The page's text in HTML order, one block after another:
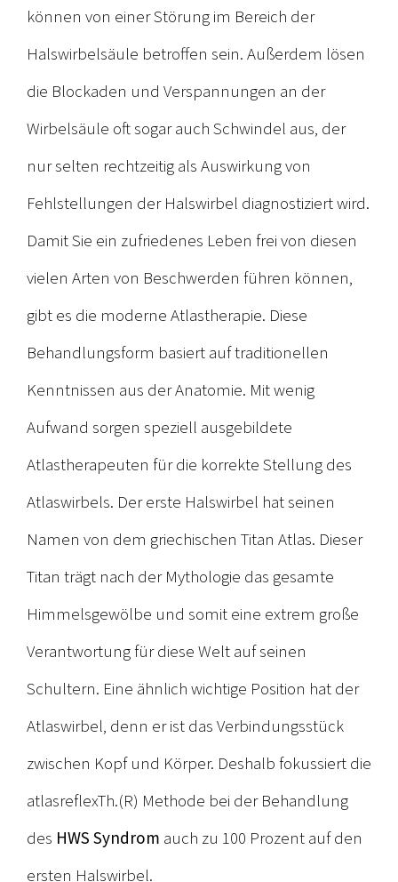
können von einer Störung im Bereich der
Halswirbelsäule betroffen sein. Außerdem lösen
die Blockaden und Verspannungen an der
Wirbelsäule oft sogar auch Schwindel aus, der
nur selten rechtzeitig als Auswirkung von
Fehlstellungen der Halswirbel diagnostiziert wird.
Damit Sie ein zufriedenes Leben frei von diesen
vielen Arten von Beschwerden führen können,
gibt es die moderne Atlastherapie. Diese
Behandlungsform basiert auf traditionellen
Kenntnissen aus der Anatomie. Mit wenig
Aufwand sorgen speziell ausgebildete
Atlastherapeuten für die korrekte Stellung des
Atlaswirbels. Der erste Halswirbel hat seinen
Namen von dem griechischen Titan Atlas. Dieser
Titan trägt nach der Mythologie das gesamte
Himmelsgewölbe und somit eine extrem große
Verantwortung für diese Welt auf seinen
Schultern. Eine ähnlich wichtige Position hat der
Atlaswirbel, denn er ist das Verbindungsstück
zwischen Kopf und Körper. Deshalb fokussiert die
atlasreflexTh.(R) Methode bei der Behandlung
des HWS Syndrom auch zu 100 Prozent auf den
ersten Halswirbel.